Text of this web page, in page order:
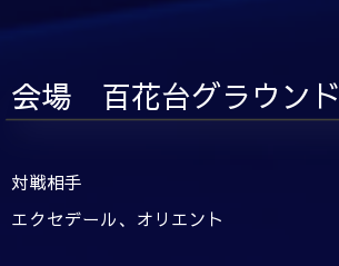
会場 百花台グラウンド
対戦相手
エクセデール、オリエント